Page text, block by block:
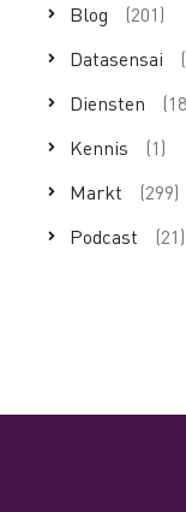
Blog
(201)
Datasensai
Diensten
Kennis
(1)
Markt
(299)
Podcast
(21)